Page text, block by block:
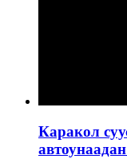
Каракол